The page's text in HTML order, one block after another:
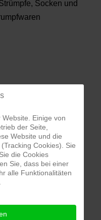
Einige von
der Seite,
Website und die
Cookies). Sie
die Cookies
Sie, dass bei einer
alle Funktionalitäten